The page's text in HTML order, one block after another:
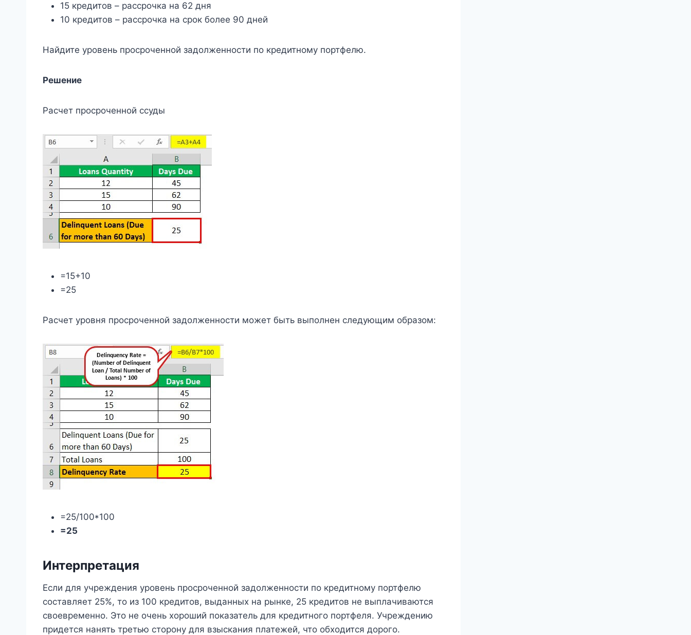
15 кредитов – рассрочка на 62 дня
10 кредитов – рассрочка на срок более 90 дней
Найдите уровень просроченной задолженности по кредитному портфелю.
Решение
Расчет просроченной ссуды
=15+10
=25
Расчет уровня просроченной задолженности может быть выполнен следующим образом:
=25/100*100
=25
Интерпретация
Если для учреждения уровень просроченной задолженности по кредитному портфелю
составляет 25%, то из 100 кредитов, выданных на рынке, 25 кредитов не выплачиваются
своевременно. Это не очень хороший показатель для кредитного портфеля. Учреждению
придется нанять третью сторону для взыскания платежей, что обходится дорого.